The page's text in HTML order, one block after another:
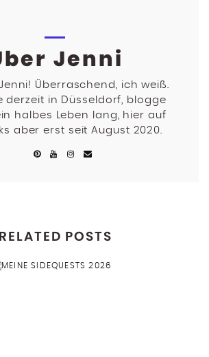
Jenni
Überraschend, ich weiß.
derzeit in Düsseldorf, blogge
halbes Leben lang, hier auf
aber erst seit August 2020.
RELATED POSTS